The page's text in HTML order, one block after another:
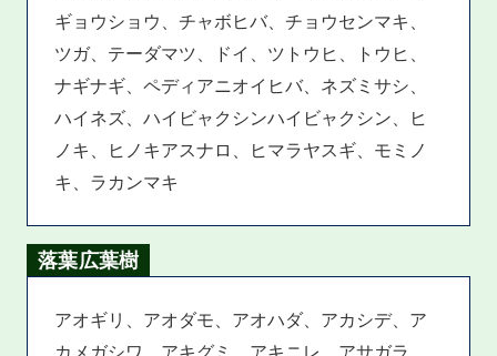
ギョウショウ、チャボヒバ、チョウセンマキ、
ツガ、テーダマツ、ドイ、ツトウヒ、トウヒ、
ナギナギ、ペディアニオイヒバ、ネズミサシ、
ハイネズ、ハイビャクシンハイビャクシン、ヒ
ノキ、ヒノキアスナロ、ヒマラヤスギ、モミノ
キ、ラカンマキ
落葉広葉樹
アオギリ、アオダモ、アオハダ、アカシデ、ア
カメガシワ、アキグミ、アキニレ、アサガラ、